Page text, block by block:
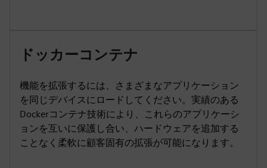
ドッカーコンテナ
機能を拡張するには、さまざまなアプリケーション
を同じデバイスにロードしてください。実績のある
Dockerコンテナ技術により、これらのアプリケーシ
ョンを互いに保護し合い、ハードウェアを追加する
ことなく柔軟に顧客固有の拡張が可能になります。